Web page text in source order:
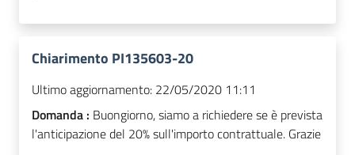
Chiarimento PI135603-20
Ultimo aggiornamento: 22/05/2020 11:11
Domanda : Buongiorno, siamo a richiedere se è prevista
l'anticipazione del 20% sull'importo contrattuale. Grazie